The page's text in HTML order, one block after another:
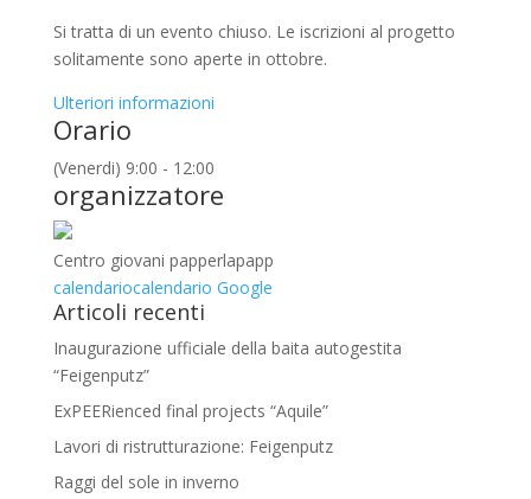
Si tratta di un evento chiuso. Le iscrizioni al progetto
solitamente sono aperte in ottobre.
Ulteriori informazioni
Orario
(Venerdi) 9:00 - 12:00
organizzatore
Centro giovani papperlapapp
calendariocalendario Google
Articoli recenti
Inaugurazione ufficiale della baita autogestita
“Feigenputz”
ExPEERienced final projects “Aquile”
Lavori di ristrutturazione: Feigenputz
Raggi del sole in inverno